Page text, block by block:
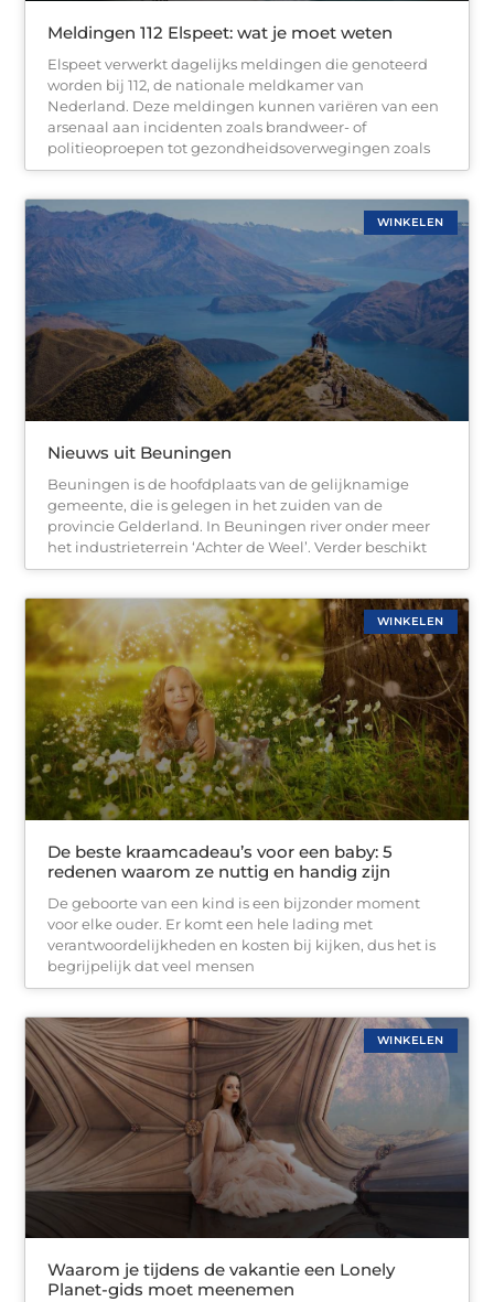
Meldingen 112 Elspeet: wat je moet weten
Elspeet verwerkt dagelijks meldingen die genoteerd
worden bij 112, de nationale meldkamer van
Nederland. Deze meldingen kunnen variëren van een
arsenaal aan incidenten zoals brandweer- of
politieoproepen tot gezondheidsoverwegingen zoals
WINKELEN
Nieuws uit Beuningen
Beuningen is de hoofdplaats van de gelijknamige
gemeente, die is gelegen in het zuiden van de
provincie Gelderland. In Beuningen river onder meer
het industrieterrein ‘Achter de Weel’. Verder beschikt
WINKELEN
De beste kraamcadeau’s voor een baby: 5
redenen waarom ze nuttig en handig zijn
De geboorte van een kind is een bijzonder moment
voor elke ouder. Er komt een hele lading met
verantwoordelijkheden en kosten bij kijken, dus het is
begrijpelijk dat veel mensen
WINKELEN
Waarom je tijdens de vakantie een Lonely
Planet-gids moet meenemen